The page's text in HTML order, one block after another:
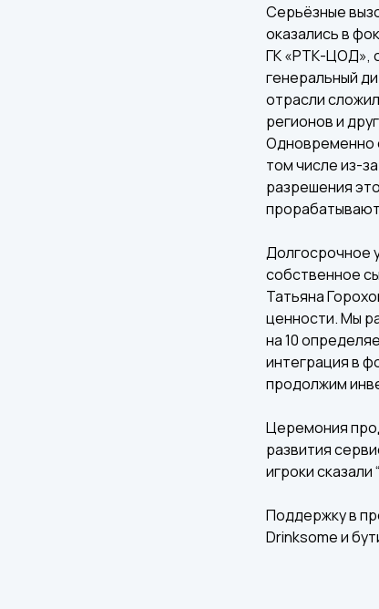
Серьёзные
оказались в
ГК «РТК-ЦОД»,
генеральный
отрасли
регионов и
Одновременно
том числе из-
разрешения
Долгосрочное
собственное
Татьяна
ценности. Мы
на 10
интеграция в
продолжим
Церемония
развития
игроки сказали
Поддержку в
Drinksome и